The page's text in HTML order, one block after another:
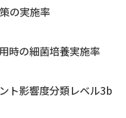
の実施率
時の細菌培養実施率
ト影響度分類レベル3b